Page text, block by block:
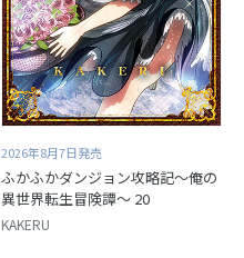
2026年8月7日発売
ふかふかダンジョン攻略記～俺の
異世界転生冒険譚～ 20
KAKERU